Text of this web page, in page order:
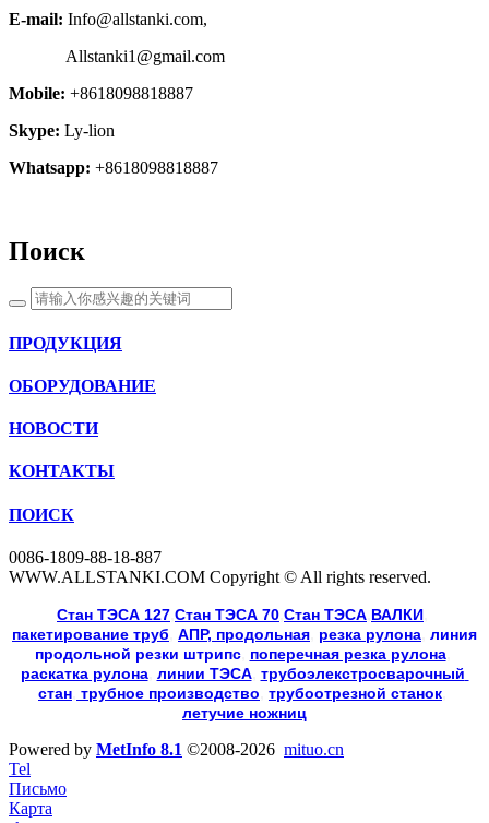
E-mail: Info@allstanki.com,
Allstanki1@gmail.com
Mobile: +8618098818887
Skype: Ly-lion
Whatsapp: +8618098818887
Поиск
ПРОДУКЦИЯ
ОБОРУДОВАНИЕ
НОВОСТИ
КОНТАКТЫ
ПОИСК
0086-1809-88-18-887
WWW.ALLSTANKI.COM Copyright © All rights reserved.
Cтан ТЭСА 127 Cтан ТЭСА 70 Cтан ТЭСА ВАЛКИ
пакетирование труб АПР, продольная резка рулона линия
продольной резки штрипс, поперечная резка рулона
раскатка рулона, линии ТЭСА, трубоэлекстросварочный
стан трубное производство трубоотрезной станок
летучие ножниц
Powered by MetInfo 8.1 ©2008-2026 mituo.cn
Tel
Письмо
Карта